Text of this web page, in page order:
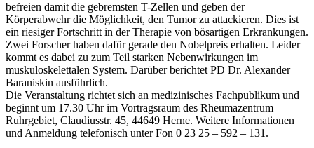
befreien damit die gebremsten T-Zellen und geben der
Körperabwehr die Möglichkeit, den Tumor zu attackieren. Dies ist
ein riesiger Fortschritt in der Therapie von bösartigen Erkrankungen.
Zwei Forscher haben dafür gerade den Nobelpreis erhalten. Leider
kommt es dabei zu zum Teil starken Nebenwirkungen im
muskuloskelettalen System. Darüber berichtet PD Dr. Alexander
Baraniskin ausführlich.
Die Veranstaltung richtet sich an medizinisches Fachpublikum und
beginnt um 17.30 Uhr im Vortragsraum des Rheumazentrum
Ruhrgebiet, Claudiusstr. 45, 44649 Herne. Weitere Informationen
und Anmeldung telefonisch unter Fon 0 23 25 – 592 – 131.